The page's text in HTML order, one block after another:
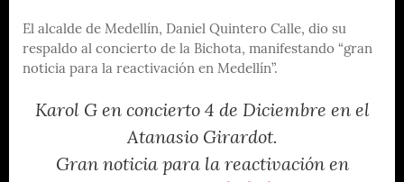
El alcalde de Medellín, Daniel Quintero Calle, dio su
respaldo al concierto de la Bichota, manifestando “gran
noticia para la reactivación en Medellín”.
Karol G en concierto 4 de Diciembre en el
Atanasio Girardot.
Gran noticia para la reactivación en